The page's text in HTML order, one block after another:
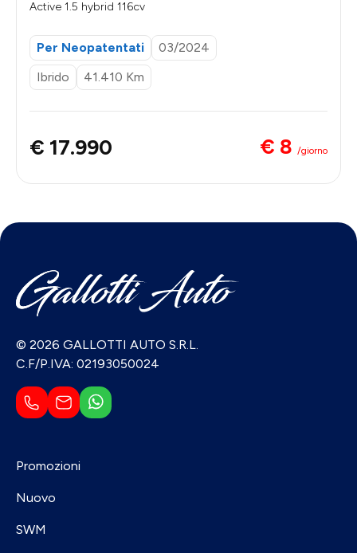
Active 1.5 hybrid 116cv
Per Neopatentati
03/2024
Ibrido
41.410 Km
€ 17.990 € 8 /giorno
© 2026 GALLOTTI AUTO S.R.L.
C.F/P.IVA: 02193050024
Promozioni
Nuovo
SWM